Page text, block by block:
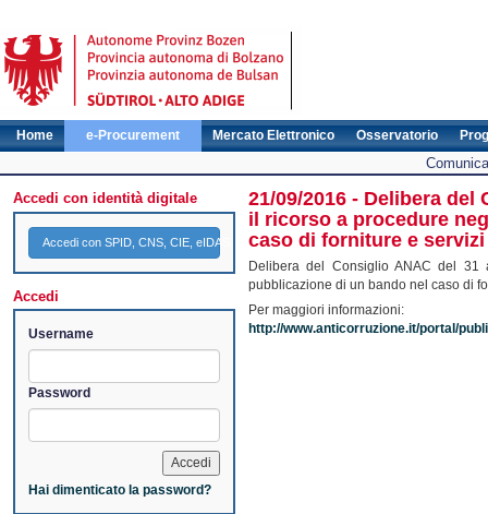
Home e-Procurement Mercato Elettronico Osservatorio
Accedi con identità digitale
Accedi con SPID, CNS, CIE, eIDAS
Accedi
Username
Password
Hai dimenticato la password?
21/09/2016 - Delibera
il ricorso a procedure
caso di forniture e
Delibera del Consiglio ANAC del
pubblicazione di un bando nel caso di
Per maggiori informazioni:
http://www.anticorruzione.it/portal/